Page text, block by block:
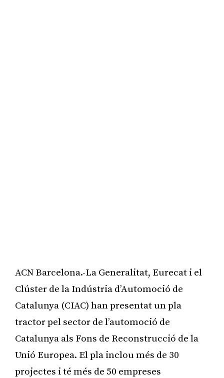
ACN Barcelona.-La Generalitat, Eurecat i el
Clúster de la Indústria d’Automoció de
Catalunya (CIAC) han presentat un pla
tractor pel sector de l’automoció de
Catalunya als Fons de Reconstrucció de la
Unió Europea. El pla inclou més de 30
projectes i té més de 50 empreses